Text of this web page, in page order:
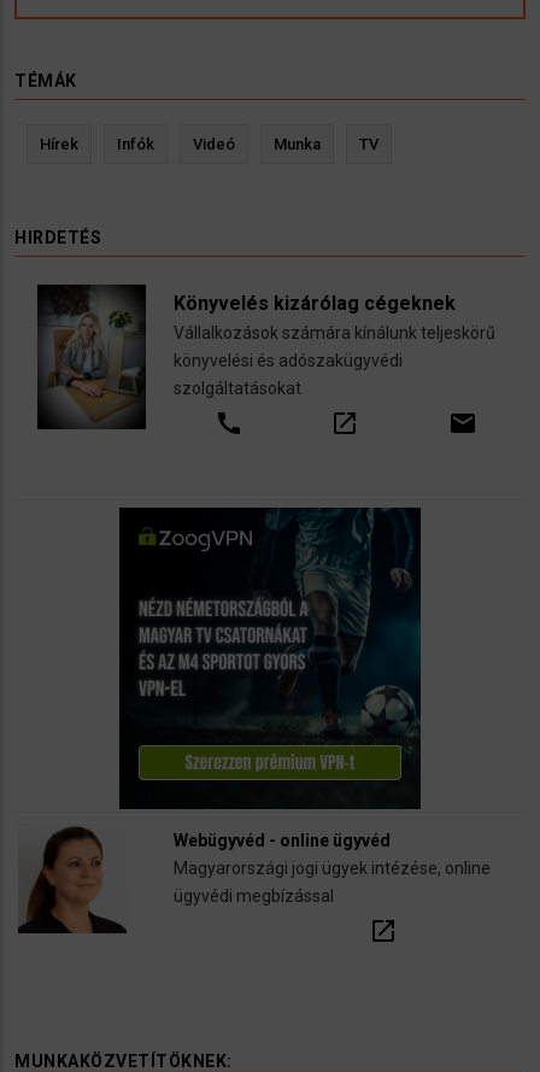
TÉMÁK
Hírek Infók Videó Munka TV
HIRDETÉS
Könyvelés kizárólag cégeknek
Vállalkozások számára kínálunk teljeskörű
könyvelési és adószakügyvédi
szolgáltatásokat
call open_in_new email
Webügyvéd - online ügyvéd
Magyarországi jogi ügyek intézése, online
ügyvédi megbízással
open_in_new
MUNKAKÖZVETÍTÖKNEK: